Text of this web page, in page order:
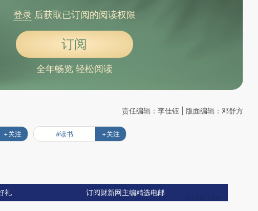
登录后获取已订阅的阅读权限
订阅
全年畅览 轻松阅读
责任编辑：李佳钰 | 版面编辑：邓舒方
+关注 #读书 +关注
礼 订阅财新网主编精选电邮